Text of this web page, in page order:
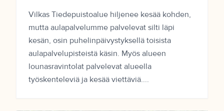
Vilkas Tiedepuistoalue hiljenee kesää kohden,
mutta aulapalvelumme palvelevat silti läpi
kesän, osin puhelinpäivystyksellä toisista
aulapalvelupisteistä käsin. Myös alueen
lounasravintolat palvelevat alueella
työskenteleviä ja kesää viettäviä....